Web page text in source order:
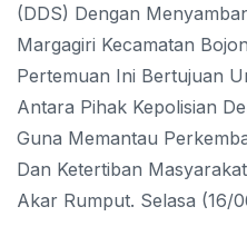
(DDS) Dengan
Margagiri Kecamatan
Pertemuan Ini Bertujuan
Antara Pihak Kepolisian
Guna Memantau
Dan Ketertiban
Akar Rumput. Selasa (16/